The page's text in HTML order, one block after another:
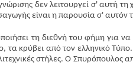
δεν λειτουργεί σ' αυτή
είναι η παρουσία σ' αυτόν
τη διεθνή του φήμη για να
κρύβει από τον ελληνικό Τύπο.
στήλες. Ο Σπυρόπουλος